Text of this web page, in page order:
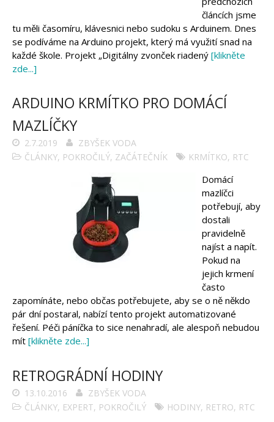
Arduino se Zbyškem Vodou
Arduino v příkladech
Arduino roboti
Tinylab
Makeblock
Micro:bit
článcích jsme
tu měli časomíru, klávesnici nebo sudoku s Arduinem. Dnes
se podíváme na Arduino projekt, který má využití snad na
každé škole. Projekt „Digitálny zvonček riadený [klikněte
zde...]
ARDUINO KRMÍTKO PRO DOMÁCÍ
MAZLÍČKY
2.7.2019
ZBYŠEK VODA
ČLÁNKY, POKROČILÝ, ZAČÁTEČNÍK KRMÍTKO, RTC
Domácí
mazlíčci
potřebují, aby
dostali
pravidelně
najíst a napít.
Pokud na
jejich krmení
často
zapomínáte, nebo občas potřebujete, aby se o ně někdo
pár dní postaral, nabízí tento projekt automatizované
řešení. Péči páníčka to sice nenahradí, ale alespoň nebudou
mít [klikněte zde...]
RETROGRÁDNÍ HODINY
13.10.2016
ZBYŠEK VODA
ČLÁNKY, EXPERT, POKROČILÝ HODINY, RETRO, RTC